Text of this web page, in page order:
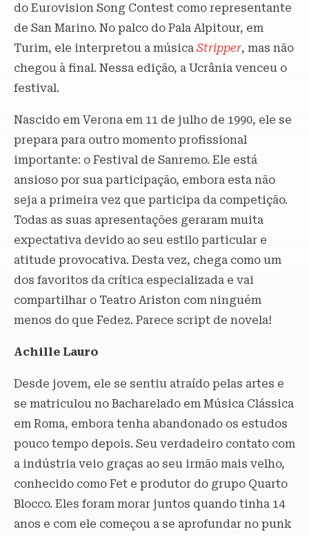
do Eurovision Song Contest como representante
de San Marino. No palco do Pala Alpitour, em
Turim, ele interpretou a música Stripper, mas não
chegou à final. Nessa edição, a Ucrânia venceu o
festival.
Nascido em Verona em 11 de julho de 1990, ele se
prepara para outro momento profissional
importante: o Festival de Sanremo. Ele está
ansioso por sua participação, embora esta não
seja a primeira vez que participa da competição.
Todas as suas apresentações geraram muita
expectativa devido ao seu estilo particular e
atitude provocativa. Desta vez, chega como um
dos favoritos da crítica especializada e vai
compartilhar o Teatro Ariston com ninguém
menos do que Fedez. Parece script de novela!
Achille Lauro
Desde jovem, ele se sentiu atraído pelas artes e
se matriculou no Bacharelado em Música Clássica
em Roma, embora tenha abandonado os estudos
pouco tempo depois. Seu verdadeiro contato com
a indústria veio graças ao seu irmão mais velho,
conhecido como Fet e produtor do grupo Quarto
Blocco. Eles foram morar juntos quando tinha 14
anos e com ele começou a se aprofundar no punk